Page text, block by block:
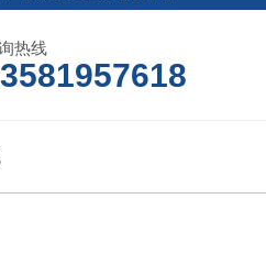
热线